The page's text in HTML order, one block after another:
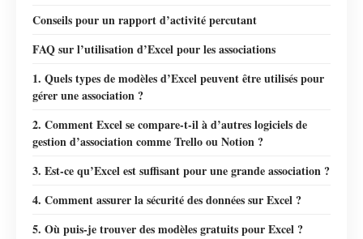
Conseils pour un rapport d’activité percutant
FAQ sur l’utilisation d’Excel pour les associations
1. Quels types de modèles d’Excel peuvent être utilisés pour
gérer une association ?
2. Comment Excel se compare-t-il à d’autres logiciels de
gestion d’association comme Trello ou Notion ?
3. Est-ce qu’Excel est suffisant pour une grande association ?
4. Comment assurer la sécurité des données sur Excel ?
5. Où puis-je trouver des modèles gratuits pour Excel ?